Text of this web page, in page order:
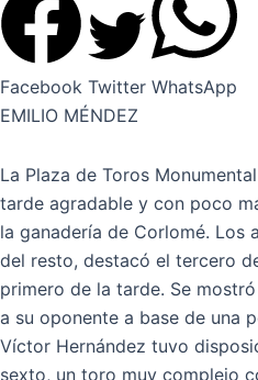
Facebook Twitter WhatsApp
EMILIO MÉNDEZ
La Plaza de Toros
tarde agradable y con poco
la ganadería de Corlomé. Los
del resto, destacó el tercero
primero de la tarde. Se
a su oponente a base de una
Víctor Hernández tuvo
sexto, un toro muy complejo